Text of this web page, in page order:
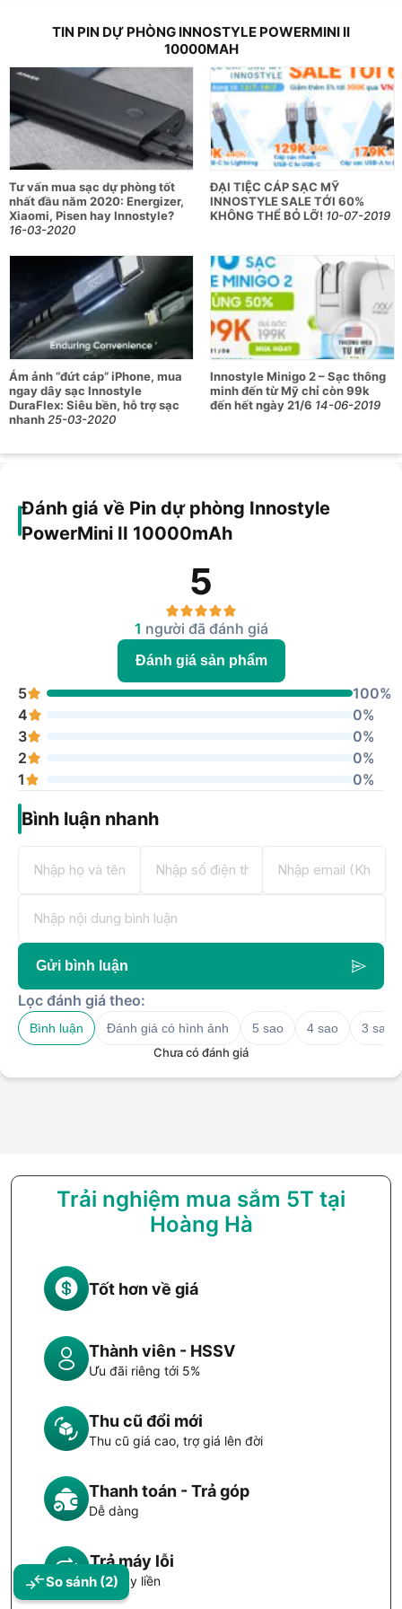
TIN PIN DỰ PHÒNG INNOSTYLE POWERMINI II
10000MAH
Tư vấn mua sạc dự phòng tốt
nhất đầu năm 2020: Energizer,
Xiaomi, Pisen hay Innostyle?
16-03-2020
ĐẠI TIỆC CÁP SẠC MỸ
INNOSTYLE SALE TỚI 60%
KHÔNG THỂ BỎ LỠ! 10-07-2019
Ám ảnh “đứt cáp” iPhone, mua
ngay dây sạc Innostyle
DuraFlex: Siêu bền, hỗ trợ sạc
nhanh25-03-2020
Innostyle Minigo 2 – Sạc thông
minh đến từ Mỹ chỉ còn 99k
đến hết ngày 21/6 14-06-2019
So sánh (2)
Đánh giá về Pin dự phòng Innostyle
PowerMini II 10000mAh
5
1 người đã đánh giá
Đánh giá sản phẩm
5
100%
4
0%
3
0%
2
0%
1
0%
Bình luận nhanh
Gửi bình luận
Lọc đánh giá theo:
Bình luận Đánh giá có hình ảnh 5 sao 4 sao
3 sao
Chưa có đánh giá
Trải nghiệm mua sắm 5T tại
Hoàng Hà
Tốt hơn về giá
Thành viên - HSSV
Ưu đãi riêng tới 5%
Thu cũ đổi mới
Thu cũ giá cao, trợ giá lên đời
Thanh toán - Trả góp
Dễ dàng
Trả máy lỗi
Đổi máy liền